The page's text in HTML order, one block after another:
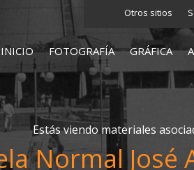
Otros sitios
INICIO FOTOGRAFÍA GRÁFICA
Estás viendo materiales
Normal José